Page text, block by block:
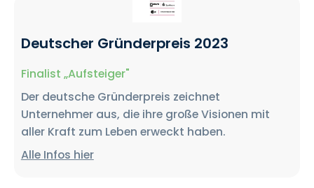
Deutscher Gründerpreis 2023
Finalist „Aufsteiger"
Der deutsche Gründerpreis zeichnet
Unternehmer aus, die ihre große Visionen mit
aller Kraft zum Leben erweckt haben.
Alle Infos hier